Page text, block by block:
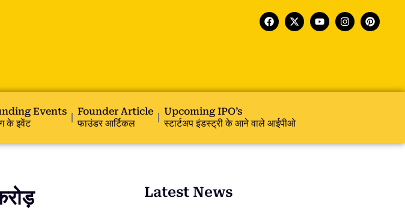
Events
के इवेंट
Founder Article
फाउंडर आर्टिकल
Upcoming IPO’s
स्टार्टअप इंडस्ट्री के आने वाले आईपीओ
Latest News